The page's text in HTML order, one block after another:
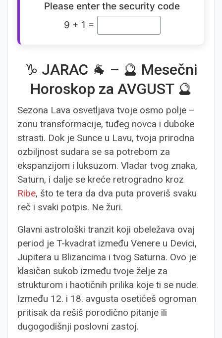
Please enter the security code
9 + 1 =
♑ JARAC 🐐 – 🔮 Mesečni
Horoskop za AVGUST 🔮
Sezona Lava osvetljava tvoje osmo polje –
zonu transformacije, tuđeg novca i duboke
strasti. Dok je Sunce u Lavu, tvoja prirodna
ozbiljnost sudara se sa potrebom za
ekspanzijom i luksuzom. Vladar tvog znaka,
Saturn, i dalje se kreće retrogradno kroz
Ribe, što te tera da dva puta proveriš svaku
reč i svaki potpis. Ne žuri.
Glavni astrološki tranzit koji obeležava ovaj
period je T-kvadrat između Venere u Devici,
Jupitera u Blizancima i tvog Saturna. Ovo je
klasičan sukob između tvoje želje za
strukturom i haotičnih prilika koje ti se nude.
Između 12. i 18. avgusta osetićeš ogroman
pritisak da rešiš porodično pitanje ili
dugogodišnji poslovni zastoj.